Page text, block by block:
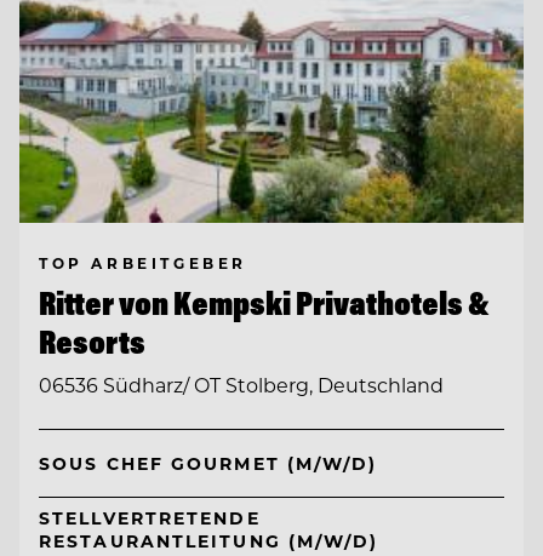
TOP ARBEITGEBER
Ritter von Kempski Privathotels &
Resorts
06536 Südharz/ OT Stolberg, Deutschland
SOUS CHEF GOURMET (M/W/D)
STELLVERTRETENDE
RESTAURANTLEITUNG (M/W/D)